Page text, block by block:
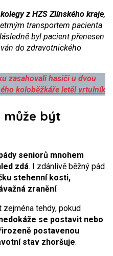
z HZS Zlínského kraje,
transportem pacienta
byl pacient přenesen
do zdravotnického
zasahovali hasiči u dvou
koloběžkáře letěl vrtulník
může být
seniorů mnohem
zdá. I zdánlivě běžný pád
stehenní kosti,
zranění.
tehdy, pokud
se postavit nebo
postavenou
stav zhoršuje.